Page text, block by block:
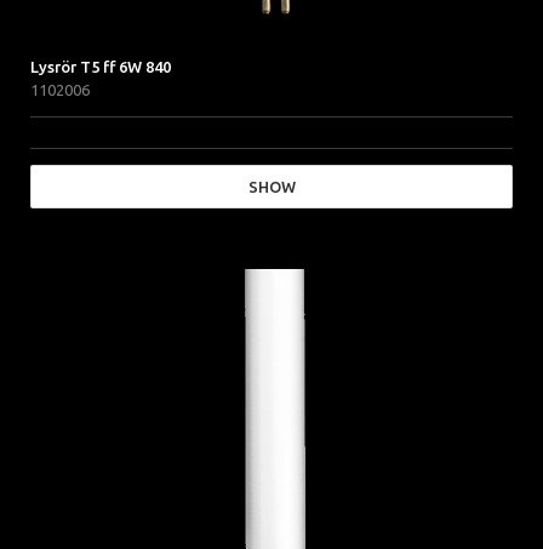
Lysrör T5 ff 6W 840
1102006
SHOW